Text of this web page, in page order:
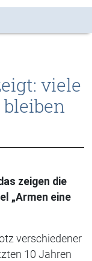
viele
zeigen die
„Armen eine
verschiedener
10 Jahren